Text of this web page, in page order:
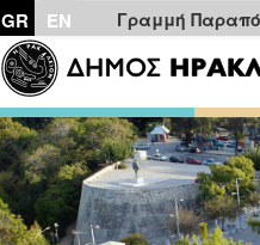
GR EN Γραμμή